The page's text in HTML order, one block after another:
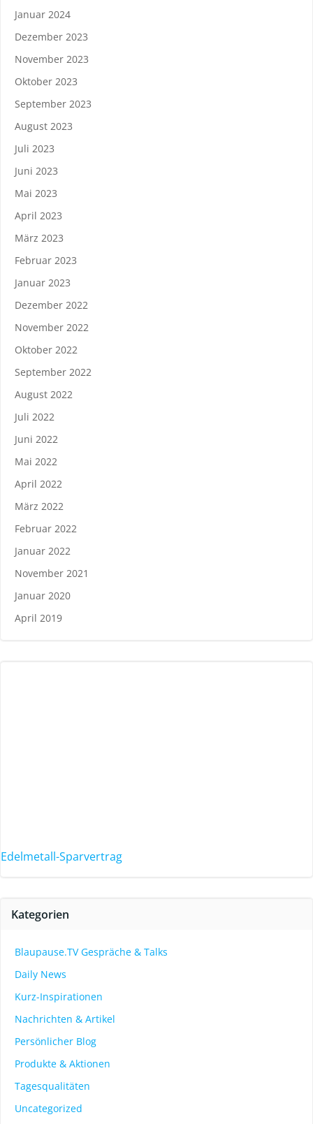
Januar 2024
Dezember 2023
November 2023
Oktober 2023
September 2023
August 2023
Juli 2023
Juni 2023
Mai 2023
April 2023
März 2023
Februar 2023
Januar 2023
Dezember 2022
November 2022
Oktober 2022
September 2022
August 2022
Juli 2022
Juni 2022
Mai 2022
April 2022
März 2022
Februar 2022
Januar 2022
November 2021
Januar 2020
April 2019
Edelmetall-Sparvertrag
Kategorien
Blaupause.TV Gespräche & Talks
Daily News
Kurz-Inspirationen
Nachrichten & Artikel
Persönlicher Blog
Produkte & Aktionen
Tagesqualitäten
Uncategorized